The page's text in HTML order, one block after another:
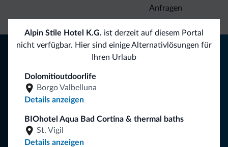
Alpin Stile Hotel K.G. ist derzeit auf diesem Portal
nicht verfügbar. Hier sind einige Alternativlösungen für
Ihren Urlaub
Dolomitioutdoorlife
Borgo Valbelluna
Details anzeigen
BIOhotel Aqua Bad Cortina & thermal baths
St. Vigil
Details anzeigen
Anfragen
Tipps aus den Dolomiten
Sie erhalten Informationen, exklusive Angebote und
Neuigkeiten für Ihren Urlaub in den Dolomiten.
NEWSLETTER ABONNIEREN